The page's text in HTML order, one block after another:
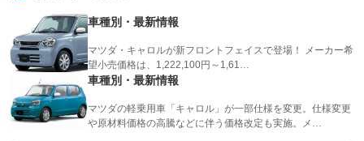
車種別・最新情報
マツダ・キャロルが新フロントフェイスで登場！ メーカー希
望小売価格は、1,222,100円～1,61…
車種別・最新情報
マツダの軽乗用車「キャロル」が一部仕様を変更。仕様変更
や原材料価格の高騰などに伴う価格改定も実施。メ…